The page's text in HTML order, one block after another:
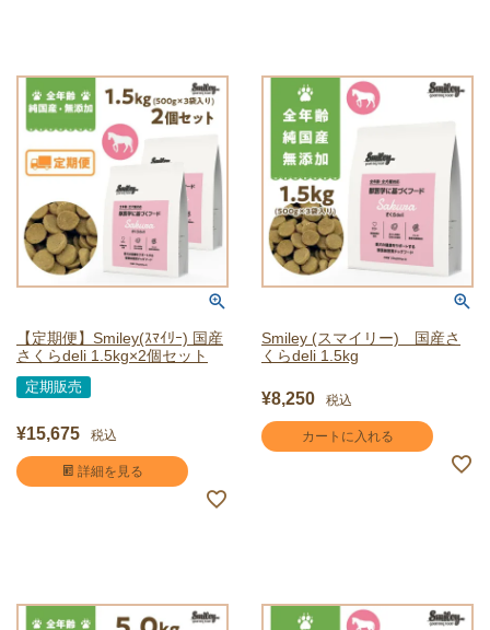
【定期便】Smiley(ｽﾏｲﾘｰ) 国産
さくらdeli 1.5kg×2個セット
定期販売
¥15,675 税込
詳細を見る
Smiley (スマイリー) 国産さ
くらdeli 1.5kg
¥8,250 税込
カートに入れる